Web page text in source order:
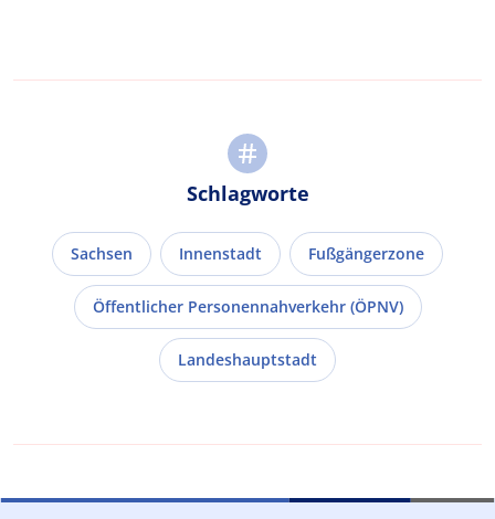
Schlagworte
Sachsen Innenstadt Fußgängerzone
Öffentlicher Personennahverkehr (ÖPNV)
Landeshauptstadt